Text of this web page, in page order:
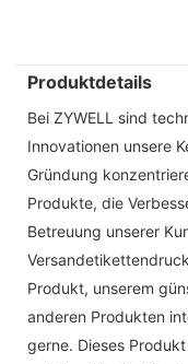
Produktdetails
Bei ZYWELL sind
Innovationen unsere
Gründung
Produkte, die
Betreuung unserer
Produkt, unserem
anderen Produkten
gerne. Dieses